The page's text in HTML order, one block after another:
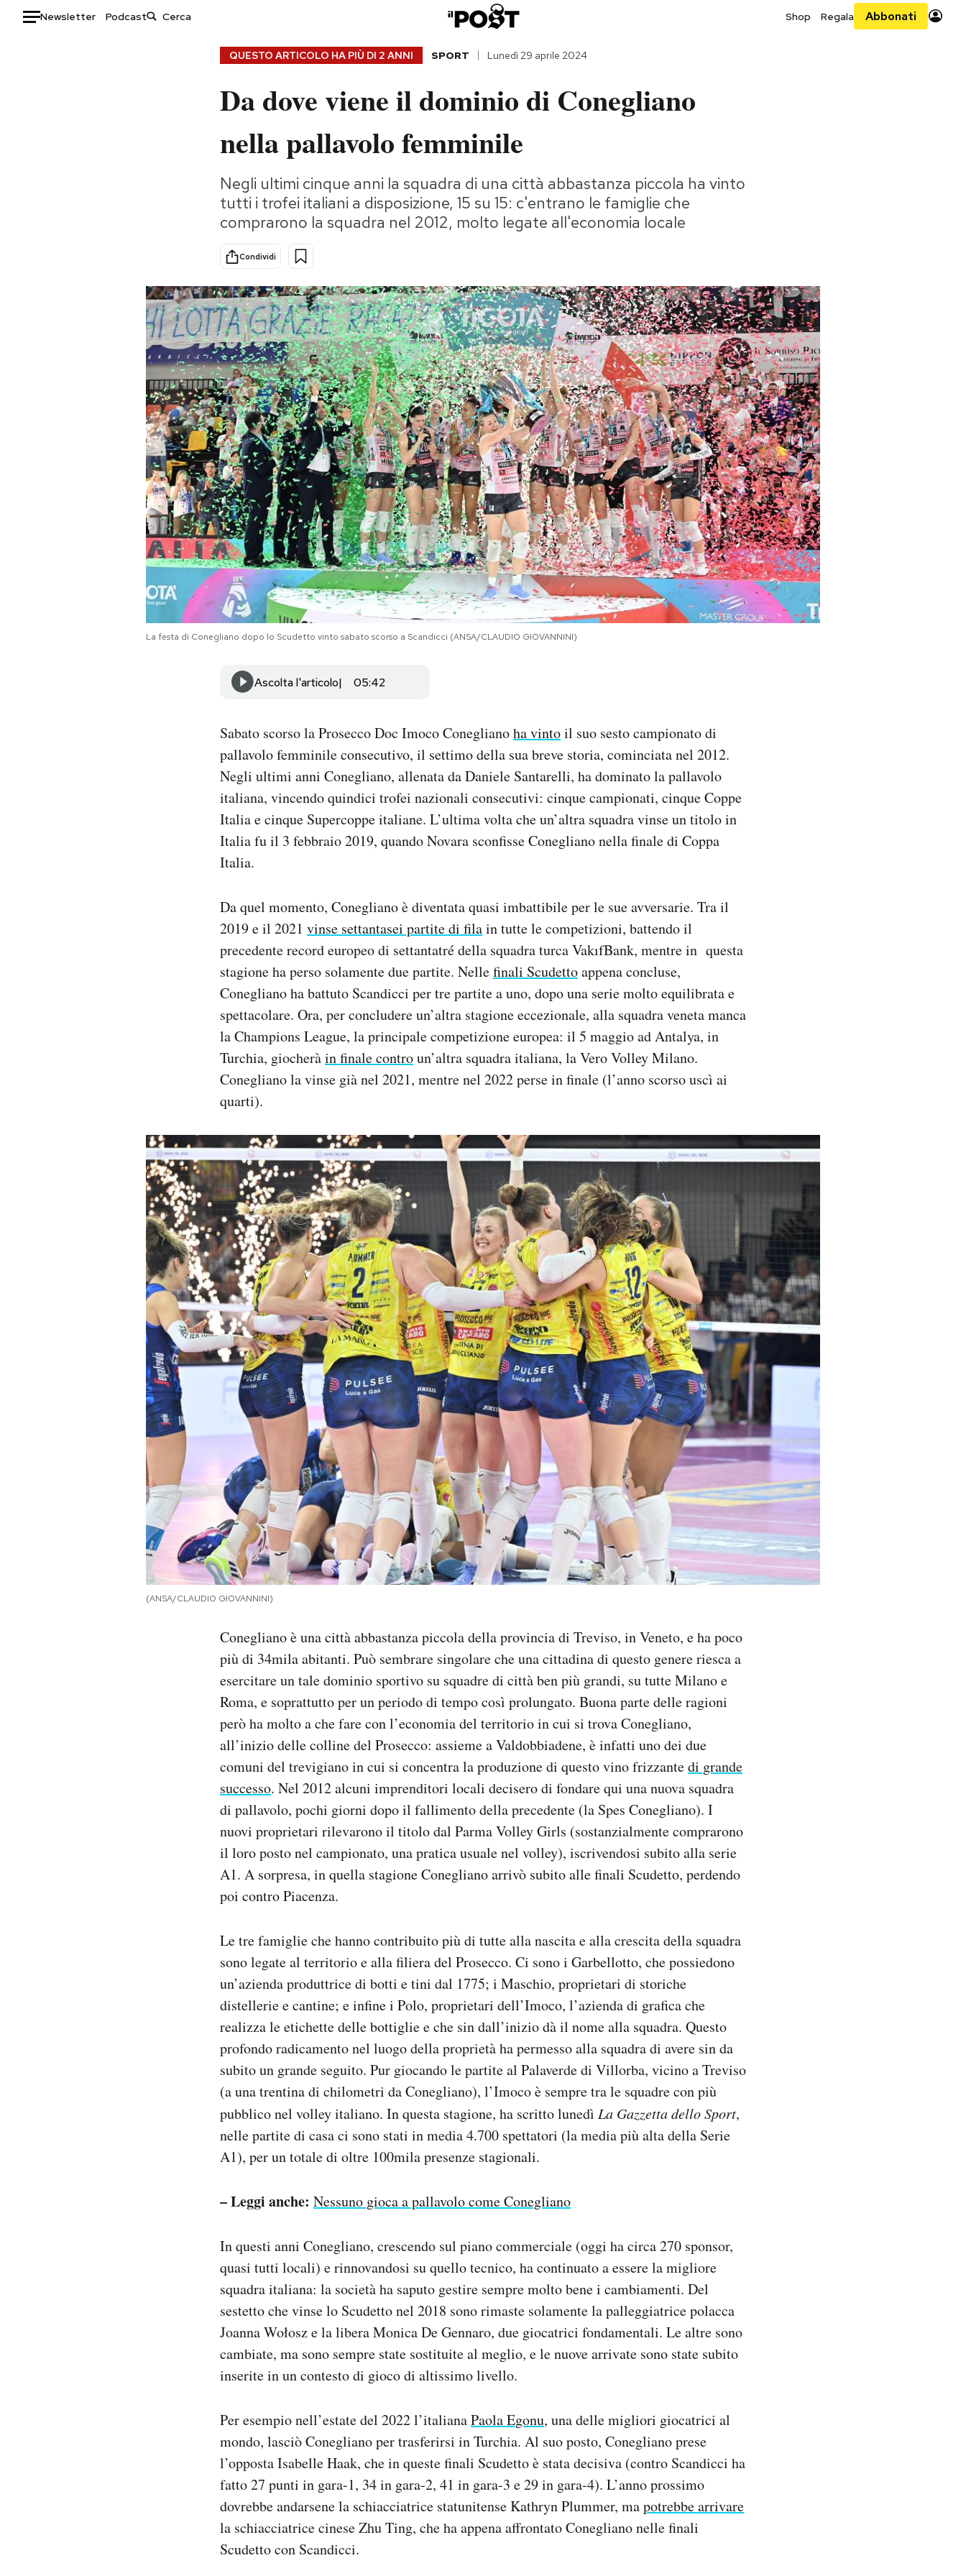
Newsletter Podcast Shop Regala Abbonati
Storie/Idee
Ok Boomer!
Altrecose
Mondiali calcio 2026
AREA PERSONALE
QUESTO ARTICOLO HA PIÙ DI 2 ANNI SPORT Lunedì 29 aprile 2024
Da dove viene il dominio di Conegliano
nella pallavolo femminile
Negli ultimi cinque anni la squadra di una città abbastanza piccola ha vinto
tutti i trofei italiani a disposizione, 15 su 15: c'entrano le famiglie che
comprarono la squadra nel 2012, molto legate all'economia locale
Condividi
La festa di Conegliano dopo lo Scudetto vinto sabato scorso a Scandicci (ANSA/CLAUDIO GIOVANNINI)
Ascolta l'articolo 05:42
Sabato scorso la Prosecco Doc Imoco Coneglianoha vintoil suo sesto campionato di
pallavolo femminile consecutivo, il settimo della sua breve storia, cominciata nel 2012.
Negli ultimi anni Conegliano, allenata da Daniele Santarelli, ha dominato la pallavolo
italiana, vincendo quindici trofei nazionali consecutivi: cinque campionati, cinque Coppe
Italia e cinque Supercoppe italiane. L’ultima volta che un’altra squadra vinse un titolo in
Italia fu il 3 febbraio 2019, quando Novara sconfisse Conegliano nella finale di Coppa
Italia.
Da quel momento, Conegliano è diventata quasi imbattibile per le sue avversarie. Tra il
2019 e il 2021 vinse settantasei partite di filain tutte le competizioni, battendo il
precedente record europeo di settantatré della squadra turca VakıfBank, mentre in questa
stagione ha perso solamente due partite. Nellefinali Scudettoappena concluse,
Conegliano ha battuto Scandicci per tre partite a uno, dopo una serie molto equilibrata e
spettacolare. Ora, per concludere un’altra stagione eccezionale, alla squadra veneta manca
la Champions League, la principale competizione europea: il 5 maggio ad Antalya, in
Turchia, giocheràin finale controun’altra squadra italiana, la Vero Volley Milano.
Conegliano la vinse già nel 2021, mentre nel 2022 perse in finale (l’anno scorso uscì ai
quarti).
(ANSA/CLAUDIO GIOVANNINI)
Conegliano è una città abbastanza piccola della provincia di Treviso, in Veneto, e ha poco
più di 34mila abitanti. Può sembrare singolare che una cittadina di questo genere riesca a
esercitare un tale dominio sportivo su squadre di città ben più grandi, su tutte Milano e
Roma, e soprattutto per un periodo di tempo così prolungato. Buona parte delle ragioni
però ha molto a che fare con l’economia del territorio in cui si trova Conegliano,
all’inizio delle colline del Prosecco: assieme a Valdobbiadene, è infatti uno dei due
comuni del trevigiano in cui si concentra la produzione di questo vino frizzantedi grande
successo. Nel 2012 alcuni imprenditori locali decisero di fondare qui una nuova squadra
di pallavolo, pochi giorni dopo il fallimento della precedente (la Spes Conegliano). I
nuovi proprietari rilevarono il titolo dal Parma Volley Girls (sostanzialmente comprarono
il loro posto nel campionato, una pratica usuale nel volley), iscrivendosi subito alla serie
A1. A sorpresa, in quella stagione Conegliano arrivò subito alle finali Scudetto, perdendo
poi contro Piacenza.
Le tre famiglie che hanno contribuito più di tutte alla nascita e alla crescita della squadra
sono legate al territorio e alla filiera del Prosecco. Ci sono i Garbellotto, che possiedono
un’azienda produttrice di botti e tini dal 1775; i Maschio, proprietari di storiche
distellerie e cantine; e infine i Polo, proprietari dell’Imoco, l’azienda di grafica che
realizza le etichette delle bottiglie e che sin dall’inizio dà il nome alla squadra. Questo
profondo radicamento nel luogo della proprietà ha permesso alla squadra di avere sin da
subito un grande seguito. Pur giocando le partite al Palaverde di Villorba, vicino a Treviso
(a una trentina di chilometri da Conegliano), l’Imoco è sempre tra le squadre con più
pubblico nel volley italiano. In questa stagione, ha scritto lunedì La Gazzetta dello Sport,
nelle partite di casa ci sono stati in media 4.700 spettatori (la media più alta della Serie
A1), per un totale di oltre 100mila presenze stagionali.
– Leggi anche: Nessuno gioca a pallavolo come Conegliano
In questi anni Conegliano, crescendo sul piano commerciale (oggi ha circa 270 sponsor,
quasi tutti locali) e rinnovandosi su quello tecnico, ha continuato a essere la migliore
squadra italiana: la società ha saputo gestire sempre molto bene i cambiamenti. Del
sestetto che vinse lo Scudetto nel 2018 sono rimaste solamente la palleggiatrice polacca
Joanna Wołosz e la libera Monica De Gennaro, due giocatrici fondamentali. Le altre sono
cambiate, ma sono sempre state sostituite al meglio, e le nuove arrivate sono state subito
inserite in un contesto di gioco di altissimo livello.
Per esempio nell’estate del 2022 l’italianaPaola Egonu, una delle migliori giocatrici al
mondo, lasciò Conegliano per trasferirsi in Turchia. Al suo posto, Conegliano prese
l’opposta Isabelle Haak, che in queste finali Scudetto è stata decisiva (contro Scandicci ha
fatto 27 punti in gara-1, 34 in gara-2, 41 in gara-3 e 29 in gara-4). L’anno prossimo
dovrebbe andarsene la schiacciatrice statunitense Kathryn Plummer, mapotrebbe arrivare
la schiacciatrice cinese Zhu Ting, che ha appena affrontato Conegliano nelle finali
Scudetto con Scandicci.